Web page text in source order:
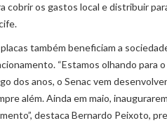
cobrir os gastos local e distribuir
também beneficiam a
“Estamos olhando para
dos anos, o Senac vem
além. Ainda em maio,
destaca Bernardo Peixoto,